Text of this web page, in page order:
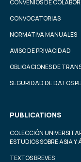
CONVENIOS DE
CONVOCATORIAS
NORMATIVA MANUALES
AVISO DE PRIVACIDAD
OBLIGACIONES DE
SEGURIDAD DE DATOS
PUBLICATIONS
COLECCIÓN
ESTUDIOS SOBRE ASIA Y
TEXTOS BREVES